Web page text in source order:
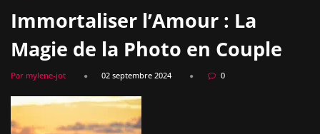
Immortaliser l’Amour : La
Magie de la Photo en Couple
Par mylene-jot 02 septembre 2024 0